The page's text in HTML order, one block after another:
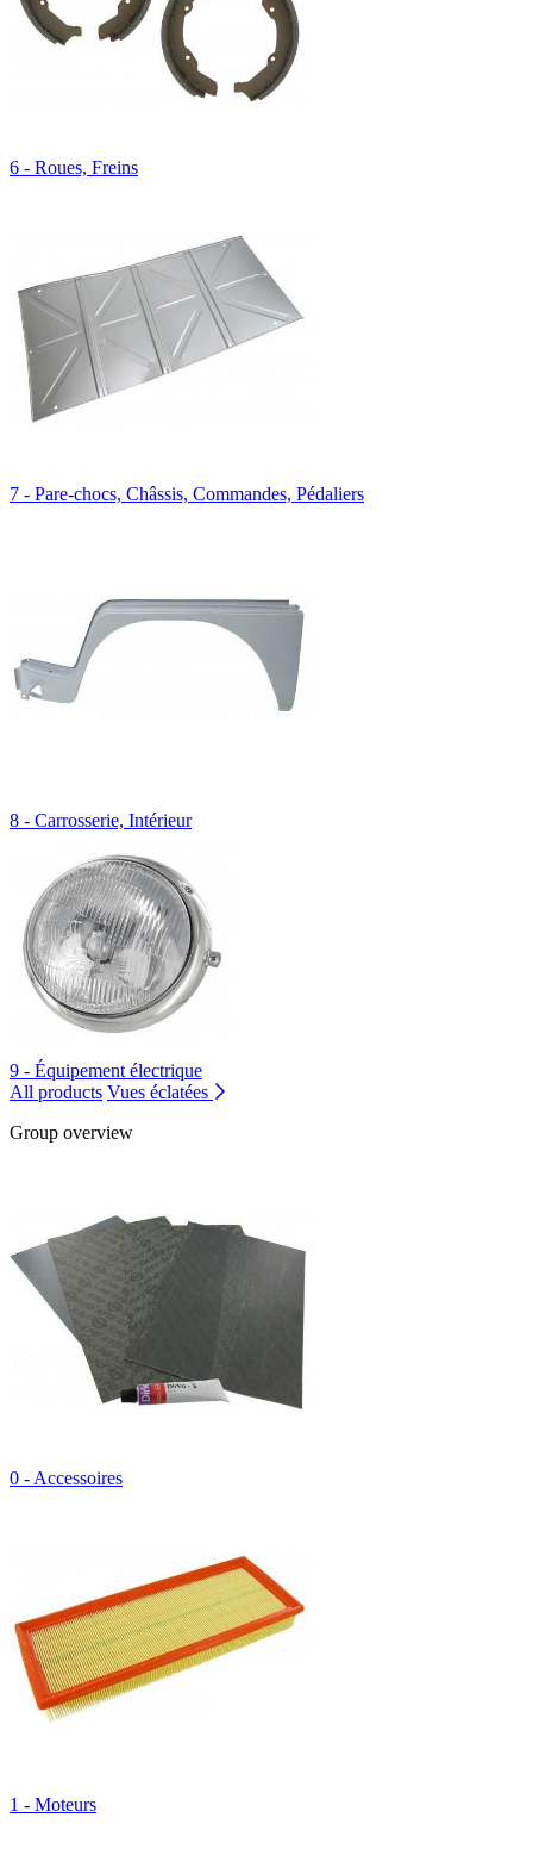
6 - Roues, Freins
7 - Pare-chocs, Châssis, Commandes, Pédaliers
8 - Carrosserie, Intérieur
9 - Équipement électrique
All products Vues éclatées
Group overview
0 - Accessoires
1 - Moteurs